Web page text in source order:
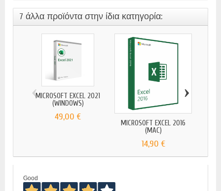
7 άλλα προϊόντα στην ίδια κατηγορία:
MICROSOFT EXCEL 2021
(WINDOWS)
49,00 €
MICROSOFT EXCEL 2016
(MAC)
14,90 €
‹ ›
Good